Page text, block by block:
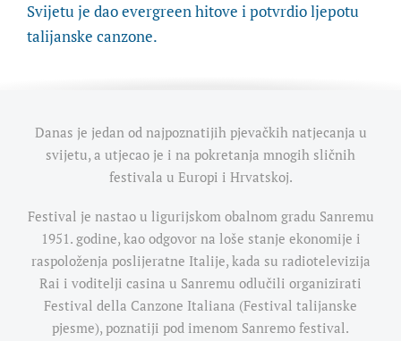
Svijetu je dao evergreen hitove i potvrdio ljepotu
talijanske canzone.
Danas je jedan od najpoznatijih pjevačkih natjecanja u
svijetu, a utjecao je i na pokretanja mnogih sličnih
festivala u Europi i Hrvatskoj.
Festival je nastao u ligurijskom obalnom gradu Sanremu
1951. godine, kao odgovor na loše stanje ekonomije i
raspoloženja poslijeratne Italije, kada su radiotelevizija
Rai i voditelji casina u Sanremu odlučili organizirati
Festival della Canzone Italiana (Festival talijanske
pjesme), poznatiji pod imenom Sanremo festival.